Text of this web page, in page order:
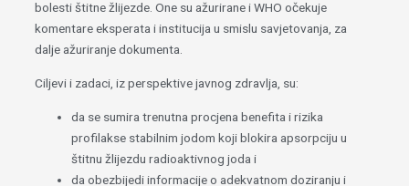
bolesti štitne žlijezde. One su ažurirane i WHO očekuje
komentare eksperata i institucija u smislu savjetovanja, za
dalje ažuriranje dokumenta.
Ciljevi i zadaci, iz perspektive javnog zdravlja, su:
da se sumira trenutna procjena benefita i rizika
profilakse stabilnim jodom koji blokira apsorpciju u
štitnu žlijezdu radioaktivnog joda i
da obezbijedi informacije o adekvatnom doziranju i